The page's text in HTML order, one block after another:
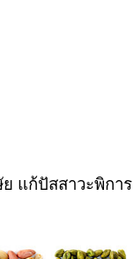
แก้ปัสสาวะพิกา